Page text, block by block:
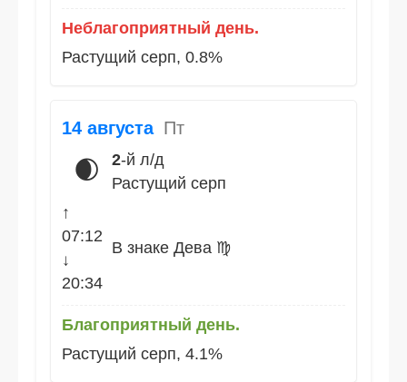
Неблагоприятный день.
Растущий серп, 0.8%
14 августа Пт
🌒 2-й л/д
Растущий серп
↑
07:12
↓
20:34
В знаке Дева ♍
Благоприятный день.
Растущий серп, 4.1%